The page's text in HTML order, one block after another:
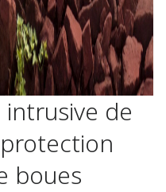
de
boues